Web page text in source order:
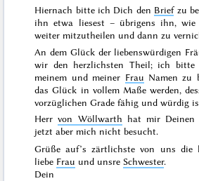
Hiernach bitte ich Dich den Briefzu
ihn etwa liesest – übrigens ihn, wie
weiter mitzutheilen und dann zu
An dem Glück der liebenswürdigen
wir den herzlichsten Theil; ich
meinem und meiner Frau Namen zu
das Glück in vollem Maße werden,
vorzüglichen Grade fähig und würdig
Herrvon Wöllwarth hat mir Deinen
jetzt aber mich nicht besucht.
Grüße auf’s zärtlichste von uns die
liebe Frau und unsre Schwester.
Dein